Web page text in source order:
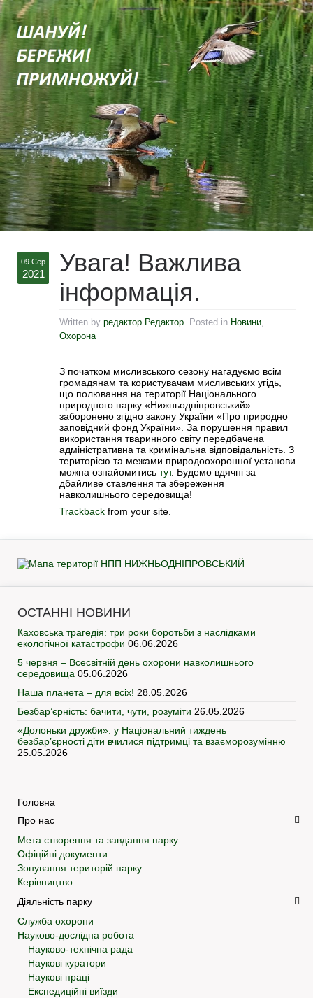
09 Сер
2021
Увага! Важлива
інформація.
Written by редактор Редактор. Posted in Новини,
Охорона
З початком мисливського сезону нагадуємо всім
громадянам та користувачам мисливських угідь,
що полювання на території Національного
природного парку «Нижньодніпровський»
заборонено згідно закону України «Про природно
заповідний фонд України». За порушення правил
використання тваринного світу передбачена
адміністративна та кримінальна відповідальність. З
територією та межами природоохоронної установи
можна ознайомитись тут. Будемо вдячні за
дбайливе ставлення та збереження
навколишнього середовища!
Trackback from your site.
ОСТАННІ НОВИНИ
Каховська трагедія: три роки боротьби з наслідками
екологічної катастрофи 06.06.2026
5 червня – Всесвітній день охорони навколишнього
середовища 05.06.2026
Наша планета – для всіх! 28.05.2026
Безбар’єрність: бачити, чути, розуміти 26.05.2026
«Долоньки дружби»: у Національний тиждень
безбар’єрності діти вчилися підтримці та взаєморозумінню
25.05.2026
Головна
Про нас
Мета створення та завдання парку
Офіційні документи
Зонування територій парку
Керівництво
Діяльність парку
Служба охорони
Науково-дослідна робота
Науково-технічна рада
Наукові куратори
Наукові праці
Експедиційні виїзди